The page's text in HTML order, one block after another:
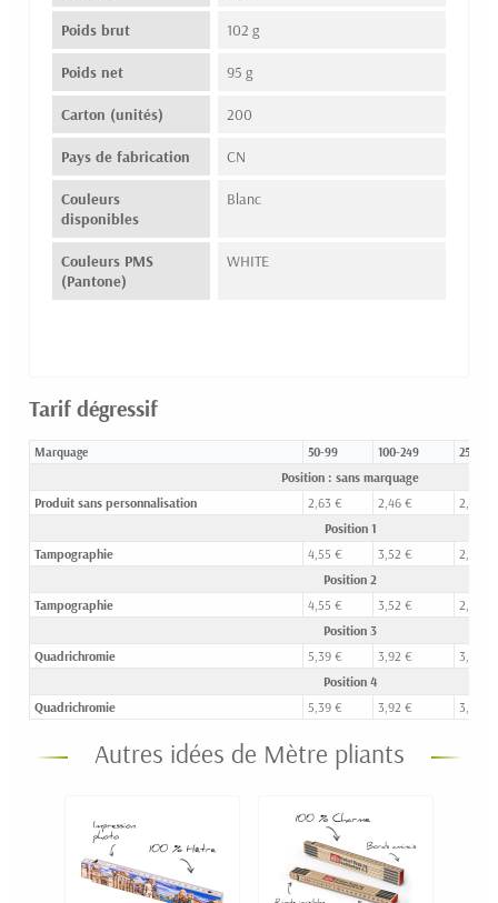
Poids brut 102 g
Poids net 95 g
Carton (unités) 200
Pays de fabrication CN
Couleurs
disponibles
Blanc
Couleurs PMS
(Pantone)
WHITE
Tarif dégressif
Marquage 50-99 100-249 250-
Position : sans marquage
Produit sans personnalisation
2,63 € 2,46 €
2,24 €
Position 1
Tampographie
4,55 € 3,52 €
2,81 €
Position 2
Tampographie
4,55 € 3,52 €
2,81 €
Position 3
Quadrichromie
5,39 € 3,92 €
3,13 €
Position 4
Quadrichromie
5,39 € 3,92 € 3,13 €
Autres idées de Mètre pliants